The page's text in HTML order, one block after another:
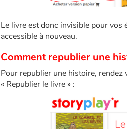
Le livre est donc invisible pour vos
accessible à nouveau.
Comment republier une
Pour republier une histoire,
« Republier le livre » :